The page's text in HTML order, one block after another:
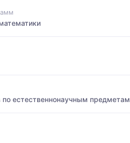
по естественнонаучным предметам